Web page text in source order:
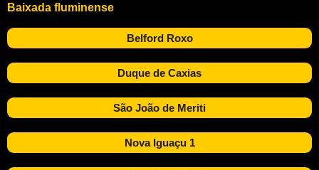
Baixada fluminense
Belford Roxo
Duque de Caxias
São João de Meriti
Nova Iguaçu 1